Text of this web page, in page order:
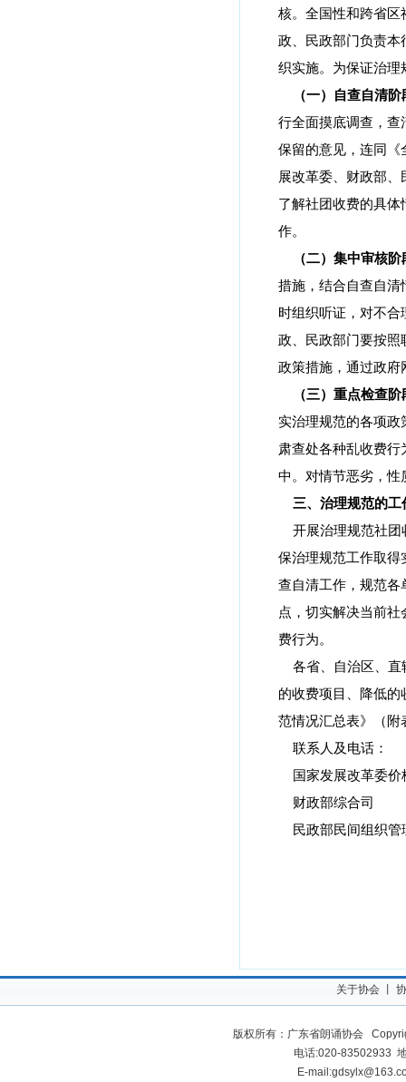
核。全国性和跨省区
政、民政部门负责本
织实施。为保证治理
（一）自查自清阶
行全面摸底调查，查
保留的意见，连同《
展改革委、财政部
了解社团收费的具
作。
（二）集中审核阶
措施，结合自查自清
时组织听证，对不
政、民政部门要按照
政策措施，通过政府
（三）重点检查阶
实治理规范的各项政
肃查处各种乱收费
中。对情节恶劣，
三、治理规范的工
开展治理规范社
保治理规范工作取得
查自清工作，规范各
点，切实解决当前
费行为。
各省、自治区、
的收费项目、降低
范情况汇总表》（附
联系人及电话：
国家发展改革委
财政部综合司
民政部民间组织
关于协会
版权所有：广东省朗诵协会
电话:020-83502933
E-